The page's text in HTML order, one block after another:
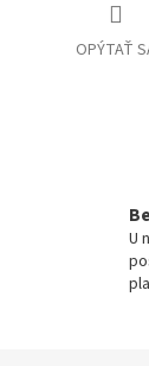
OPÝTAŤ
U